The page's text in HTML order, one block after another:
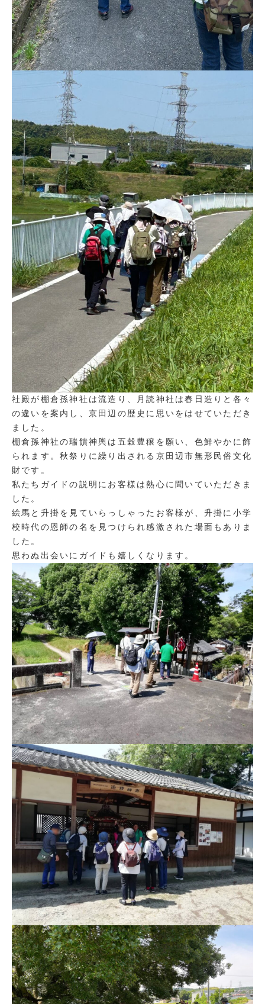
社殿が棚倉孫神社は流造り、月読神社は春日造りと各々
の違いを案内し、京田辺の歴史に思いをはせていただき
ました。
棚倉孫神社の瑞饋神輿は五穀豊穣を願い、色鮮やかに飾
られます。秋祭りに繰り出される京田辺市無形民俗文化
財です。
私たちガイドの説明にお客様は熱心に聞いていただきま
した。
絵馬と升掛を見ていらっしゃったお客様が、升掛に小学
校時代の恩師の名を見つけられ感激された場面もありま
した。
思わぬ出会いにガイドも嬉しくなります。